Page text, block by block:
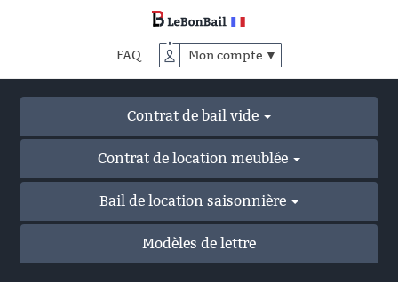
FAQ Mon compte ▼
Contrat de bail vide
Contrat de location meublée
Bail de location saisonnière
Modèles de lettre